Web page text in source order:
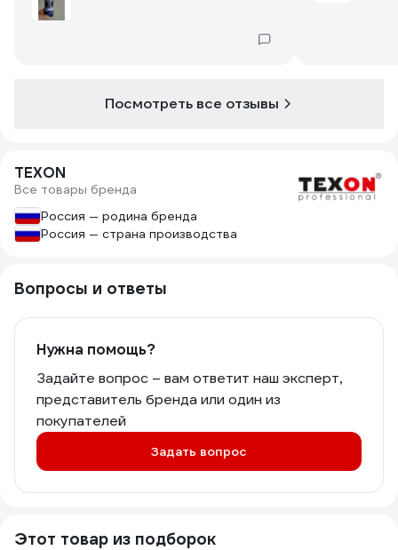
не травит. Рекомендую.
Посмотреть все отзывы
TEXON
Все товары бренда
Россия — родина бренда
Россия — страна производства
Вопросы и ответы
Нужна помощь?
Задайте вопрос – вам ответит наш эксперт,
представитель бренда или один из
покупателей
Задать вопрос
Этот товар из подборок